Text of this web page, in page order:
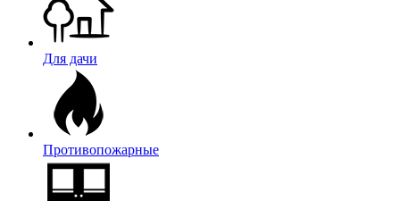
Для дачи
Противопожарные